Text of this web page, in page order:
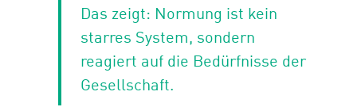
Das zeigt: Normung ist kein
starres System, sondern
reagiert auf die Bedürfnisse der
Gesellschaft.